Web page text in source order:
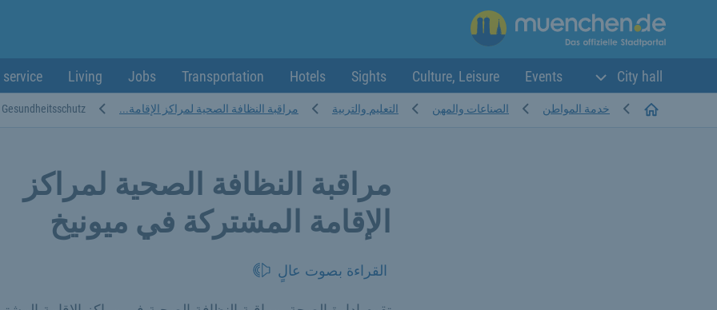
City hall
Events
Culture, Leisure
Sights
Hotels
Transportation
Jobs
Living
Startseiteخدمة المواطن الصناعات والمهن التعليم والتربية مراقبة النظافة الصحية لمراكز الإقامة... Gesundheitsschutz
مراقبة النظافة الصحية لمراكز
الإقامة المشتركة في ميونيخ
القراءة بصوت عالٍ